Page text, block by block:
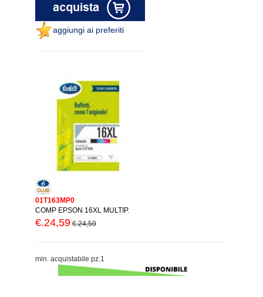
aggiungi ai preferiti
01T163MP0
COMP EPSON 16XL MULTIP.
€.24,59 €.24,59
min. acquistabile pz.1